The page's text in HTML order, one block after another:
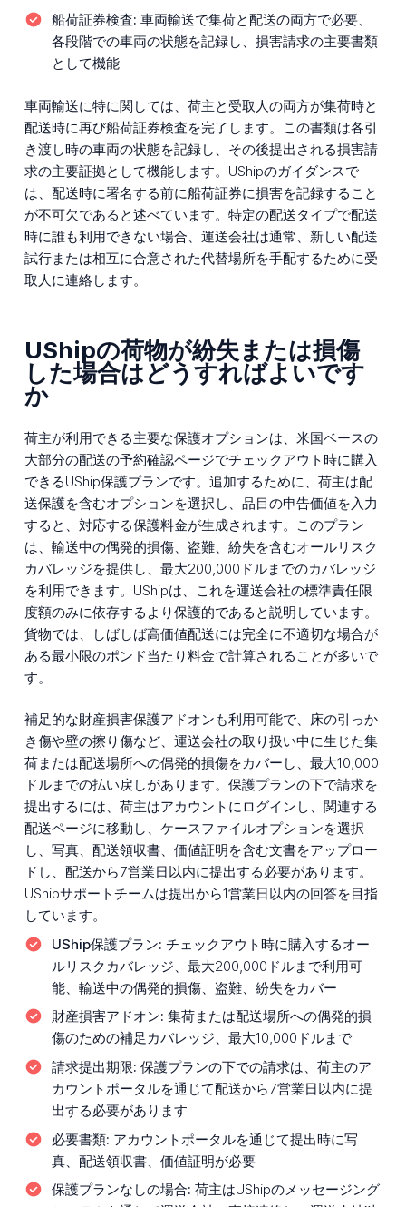
船荷証券検査: 車両輸送で集荷と配送の両方で必要、
各段階での車両の状態を記録し、損害請求の主要書類
として機能
車両輸送に特に関しては、荷主と受取人の両方が集荷時と
配送時に再び船荷証券検査を完了します。この書類は各引
き渡し時の車両の状態を記録し、その後提出される損害請
求の主要証拠として機能します。UShipのガイダンスで
は、配送時に署名する前に船荷証券に損害を記録すること
が不可欠であると述べています。特定の配送タイプで配送
時に誰も利用できない場合、運送会社は通常、新しい配送
試行または相互に合意された代替場所を手配するために受
取人に連絡します。
UShipの荷物が紛失または損傷
した場合はどうすればよいです
か
荷主が利用できる主要な保護オプションは、米国ベースの
大部分の配送の予約確認ページでチェックアウト時に購入
できるUShip保護プランです。追加するために、荷主は配
送保護を含むオプションを選択し、品目の申告価値を入力
すると、対応する保護料金が生成されます。このプラン
は、輸送中の偶発的損傷、盗難、紛失を含むオールリスク
カバレッジを提供し、最大200,000ドルまでのカバレッジ
を利用できます。UShipは、これを運送会社の標準責任限
度額のみに依存するより保護的であると説明しています。
貨物では、しばしば高価値配送には完全に不適切な場合が
ある最小限のポンド当たり料金で計算されることが多いで
す。
補足的な財産損害保護アドオンも利用可能で、床の引っか
き傷や壁の擦り傷など、運送会社の取り扱い中に生じた集
荷または配送場所への偶発的損傷をカバーし、最大10,000
ドルまでの払い戻しがあります。保護プランの下で請求を
提出するには、荷主はアカウントにログインし、関連する
配送ページに移動し、ケースファイルオプションを選択
し、写真、配送領収書、価値証明を含む文書をアップロー
ドし、配送から7営業日以内に提出する必要があります。
UShipサポートチームは提出から1営業日以内の回答を目指
しています。
UShip保護プラン: チェックアウト時に購入するオー
ルリスクカバレッジ、最大200,000ドルまで利用可
能、輸送中の偶発的損傷、盗難、紛失をカバー
財産損害アドオン: 集荷または配送場所への偶発的損
傷のための補足カバレッジ、最大10,000ドルまで
請求提出期限: 保護プランの下での請求は、荷主のア
カウントポータルを通じて配送から7営業日以内に提
出する必要があります
必要書類: アカウントポータルを通じて提出時に写
真、配送領収書、価値証明が必要
保護プランなしの場合: 荷主はUShipのメッセージング